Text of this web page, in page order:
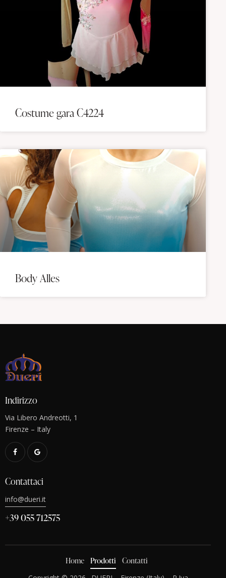
Costume gara C4224
Body Alles
Indirizzo
Via Libero Andreotti, 1
Firenze – Italy
Contattaci
info@dueri.it
+39 055 712575
Home Prodotti Contatti